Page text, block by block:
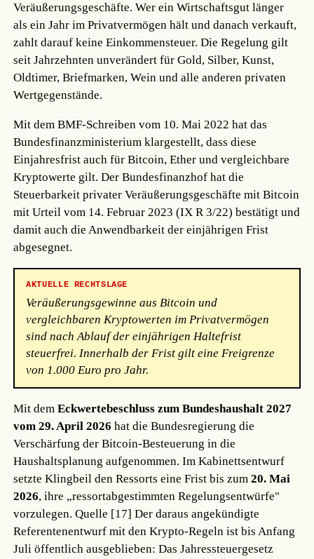
Veräußerungsgeschäfte. Wer ein Wirtschaftsgut länger
als ein Jahr im Privatvermögen hält und danach verkauft,
zahlt darauf keine Einkommensteuer. Die Regelung gilt
seit Jahrzehnten unverändert für Gold, Silber, Kunst,
Oldtimer, Briefmarken, Wein und alle anderen privaten
Wertgegenstände.
Mit dem BMF-Schreiben vom 10. Mai 2022 hat das
Bundesfinanzministerium klargestellt, dass diese
Einjahresfrist auch für Bitcoin, Ether und vergleichbare
Kryptowerte gilt. Der Bundesfinanzhof hat die
Steuerbarkeit privater Veräußerungsgeschäfte mit Bitcoin
mit Urteil vom 14. Februar 2023 (IX R 3/22) bestätigt und
damit auch die Anwendbarkeit der einjährigen Frist
abgesegnet.
AKTUELLE RECHTSLAGE
Veräußerungsgewinne aus Bitcoin und
vergleichbaren Kryptowerten im Privatvermögen
sind nach Ablauf der einjährigen Haltefrist
steuerfrei. Innerhalb der Frist gilt eine Freigrenze
von 1.000 Euro pro Jahr.
Mit demEckwertebeschluss zum Bundeshaushalt 2027
vom 29. April 2026 hat die Bundesregierung die
Verschärfung der Bitcoin-Besteuerung in die
Haushaltsplanung aufgenommen. Im Kabinettsentwurf
setzte Klingbeil den Ressorts eine Frist bis zum20. Mai
2026, ihre „ressortabgestimmten Regelungsentwürfe"
vorzulegen.Quelle [17] Der daraus angekündigte
Referentenentwurf mit den Krypto-Regeln ist bis Anfang
Juli öffentlich ausgeblieben: Das Jahressteuergesetz